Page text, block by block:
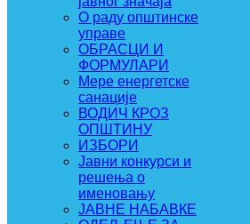
О раду општинске
управе
ОБРАСЦИ И
ФОРМУЛАРИ
Мере енергетске
санације
ВОДИЧ КРОЗ
ОПШТИНУ
ИЗБОРИ
Јавни конкурси и
решења о
именовању
ЈАВНЕ НАБАВКЕ